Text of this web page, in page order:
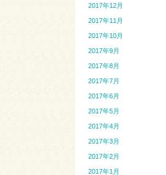
2017年12月
2017年11月
2017年10月
2017年9月
2017年8月
2017年7月
2017年6月
2017年5月
2017年4月
2017年3月
2017年2月
2017年1月